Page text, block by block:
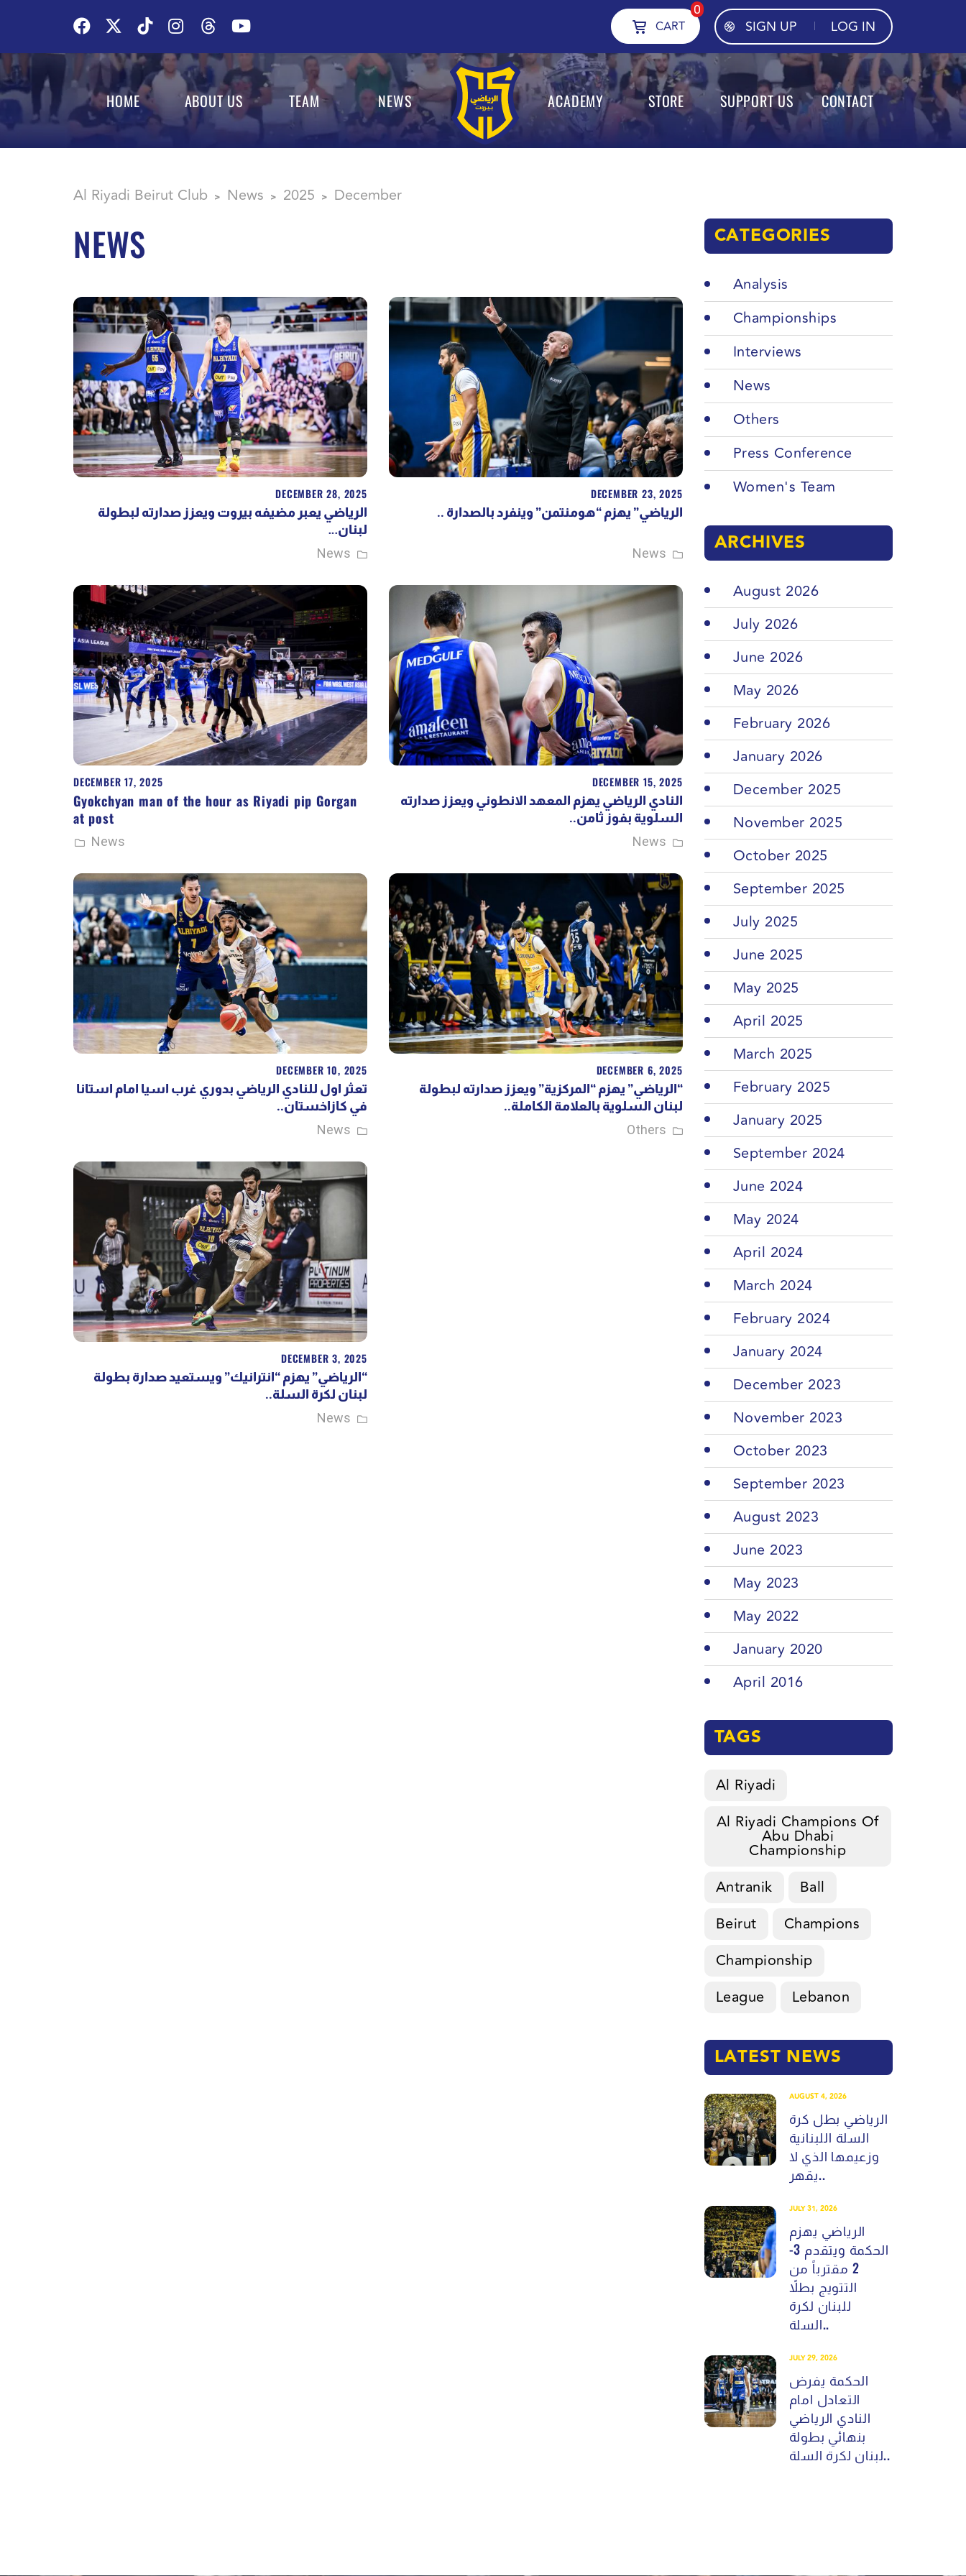
SIGN UP LOG IN
0
CART
HOME ABOUT US TEAM NEWS ACADEMY STORE SUPPORT US CONTACT
Al Riyadi Beirut Club > News > 2025 > December
NEWS
DECEMBER 28, 2025
الرياضي يعبر مضيفه بيروت ويعزز صدارته لبطولة
لبنان…
News
DECEMBER 23, 2025
الرياضي” يهزم “هومنتمن” وينفرد بالصدارة ..
News
DECEMBER 17, 2025
Gyokchyan man of the hour as Riyadi pip Gorgan
at post
News
DECEMBER 15, 2025
النادي الرياضي يهزم المعهد الانطوني ويعزز صدارته
السلوية بفوز ثامن..
News
DECEMBER 10, 2025
تعثر اول للنادي الرياضي بدوري غرب اسيا امام استانا
في كازاخستان..
News
DECEMBER 6, 2025
“الرياضي” يهزم “المركزية” ويعزز صدارته لبطولة
لبنان السلوية بالعلامة الكاملة..
Others
DECEMBER 3, 2025
“الرياضي” يهزم “انترانيك” ويستعيد صدارة بطولة
لبنان لكرة السلة..
News
CATEGORIES
Analysis
Championships
Interviews
News
Others
Press Conference
Women's Team
ARCHIVES
August 2026
July 2026
June 2026
May 2026
February 2026
January 2026
December 2025
November 2025
October 2025
September 2025
July 2025
June 2025
May 2025
April 2025
March 2025
February 2025
January 2025
September 2024
June 2024
May 2024
April 2024
March 2024
February 2024
January 2024
December 2023
November 2023
October 2023
September 2023
August 2023
June 2023
May 2023
May 2022
January 2020
April 2016
TAGS
Al Riyadi
Al Riyadi Champions Of
Abu Dhabi
Championship
Antranik
Ball
Beirut
Champions
Championship
League
Lebanon
LATEST NEWS
AUGUST 4, 2026
الرياضي بطل كرة
السلة اللبنانية
وزعيمها الذي لا
يقهر..
JULY 31, 2026
الرياضي يهزم
الحكمة ويتقدم 3-
2 مقترباً من
التتويج بطلاً
للبنان لكرة
السلة..
JULY 29, 2026
الحكمة يفرض
التعادل امام
النادي الرياضي
بنهائي بطولة
لبنان لكرة السلة..